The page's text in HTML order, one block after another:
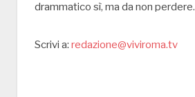
drammatico sì, ma da non perdere.
Scrivi a: redazione@viviroma.tv